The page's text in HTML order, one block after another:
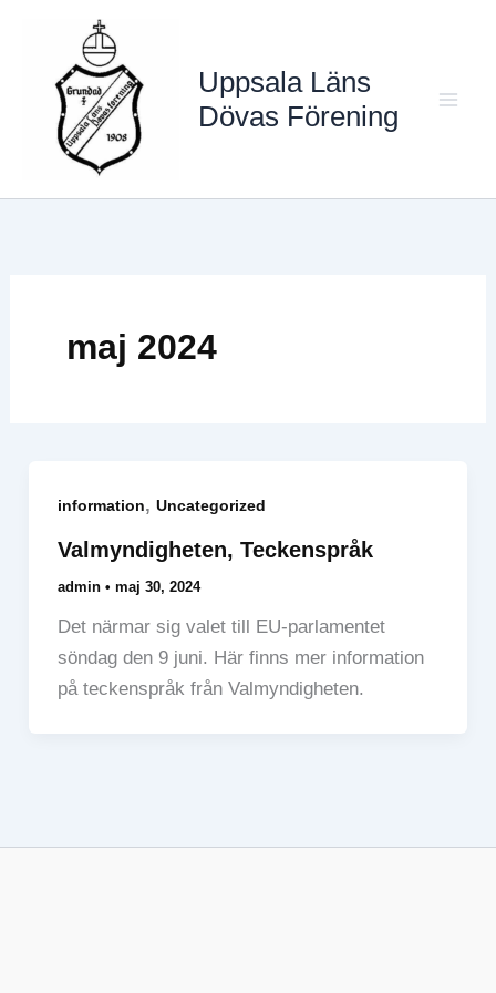
innehåll
Uppsala Läns
Dövas Förening
maj 2024
information, Uncategorized
Valmyndigheten, Teckenspråk
admin • maj 30, 2024
Det närmar sig valet till EU-parlamentet
söndag den 9 juni. Här finns mer information
på teckenspråk från Valmyndigheten.